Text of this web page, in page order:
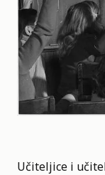
Učiteljice i